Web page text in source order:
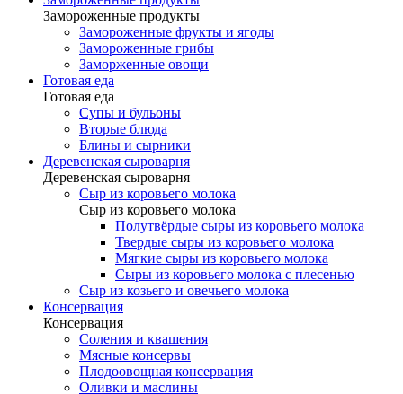
Замороженные продукты
Замороженные фрукты и ягоды
Замороженные грибы
Заморженные овощи
Готовая еда
Готовая еда
Супы и бульоны
Вторые блюда
Блины и сырники
Деревенская сыроварня
Деревенская сыроварня
Сыр из коровьего молока
Сыр из коровьего молока
Полутвёрдые сыры из коровьего молока
Твердые сыры из коровьего молока
Мягкие сыры из коровьего молока
Сыры из коровьего молока с плесенью
Сыр из козьего и овечьего молока
Консервация
Консервация
Соления и квашения
Мясные консервы
Плодоовощная консервация
Оливки и маслины